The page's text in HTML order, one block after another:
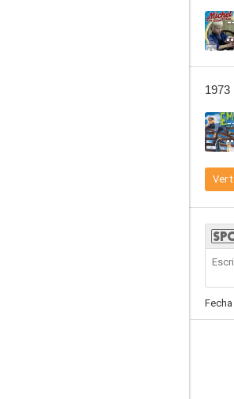
1973
Ver
Fecha